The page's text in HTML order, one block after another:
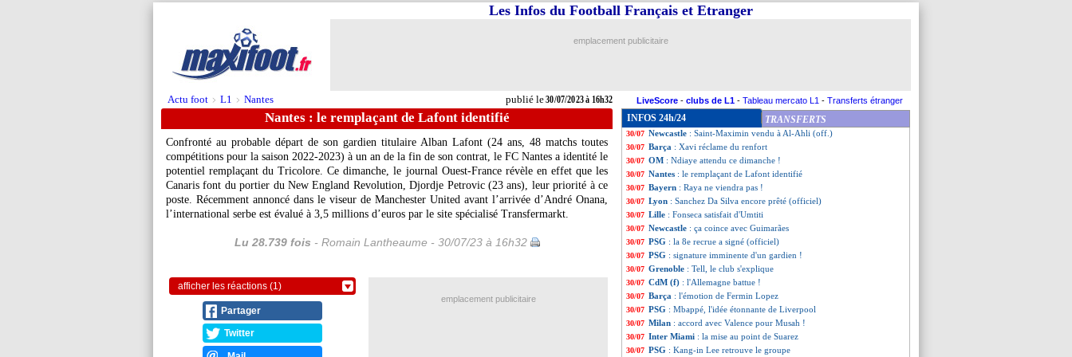
Actu foot > L1 > Nantes publié le30/07/2023 à 16h32
Les Infos du Football Français et Etranger
emplacement publicitaire
LiveScore - clubs de L1 - Tableau mercato L1 - Transferts étranger
Nantes : le remplaçant de Lafont identifié
Confronté au probable départ de son gardien titulaire Alban Lafont (24 ans, 48 matchs toutes
compétitions pour la saison 2022-2023) à un an de la fin de son contrat, le FC Nantes a identité le
potentiel remplaçant du Tricolore. Ce dimanche, le journal Ouest-France révèle en effet que les
Canaris font du portier du New England Revolution, Djordje Petrovic (23 ans), leur priorité à ce
poste. Récemment annoncé dans le viseur de Manchester United avant l’arrivée d’André Onana,
l’international serbe est évalué à 3,5 millions d’euros par le site spécialisé Transfermarkt.
Lu 28.739 fois - Romain Lantheaume - 30/07/23 à 16h32
afficher les réactions (1)
Partager
Twitter
INFOS 24h/24 TRANSFERTS
30/07 Barça: Xavi va parler à Dembélé
30/07 Lyon
30/07 Liverpool: Van Dijk candidat au brassard
30/07 Salernitana : Costil en approche
30/07 Newcastle : Saint-Maximin vendu à Al-Ahli (off.)
30/07 Barça : Xavi réclame du renfort
30/07 OM : Ndiaye attendu ce dimanche !
30/07 Nantes : le remplaçant de Lafont identifié
30/07 Bayern : Raya ne viendra pas !
30/07 Lyon : Sanchez Da Silva encore prêté (officiel)
30/07 Lille : Fonseca satisfait d'Umtiti
30/07 Newcastle : ça coince avec Guimarães
30/07 PSG : la 8e recrue a signé (officiel)
30/07 PSG : signature imminente d'un gardien !
30/07 Grenoble : Tell, le club s'explique
30/07 CdM (f) : l'Allemagne battue !
30/07 Barça : l'émotion de Fermin Lopez
30/07 PSG : Mbappé, l'idée étonnante de Liverpool
30/07 Milan : accord avec Valence pour Musah !
30/07 Inter Miami : la mise au point de Suarez
30/07 PSG : Kang-in Lee retrouve le groupe
emplacement publicitaire